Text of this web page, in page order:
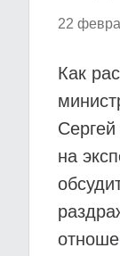
22
Как
Сергей
на